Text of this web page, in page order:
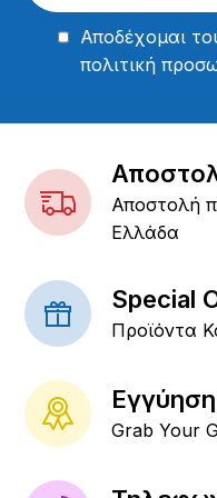
Αποδέχομαι
πολιτική
Αποστολή
Ελλάδα
Special
Προϊόντα
Grab Your